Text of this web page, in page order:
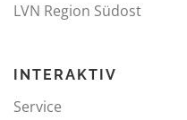
LVN Region Südost
INTERAKTIV
Service